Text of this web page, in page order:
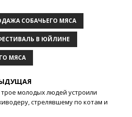
СОБАЧЬЕГО МЯСА
В ЮЙЛИНЕ
МЯСА
молодых людей устроили
стрелявшему по котам и